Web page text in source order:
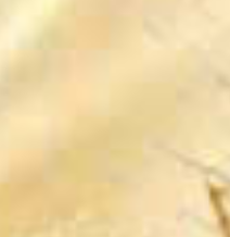
Đền thánh PhêRô Lê Tùy